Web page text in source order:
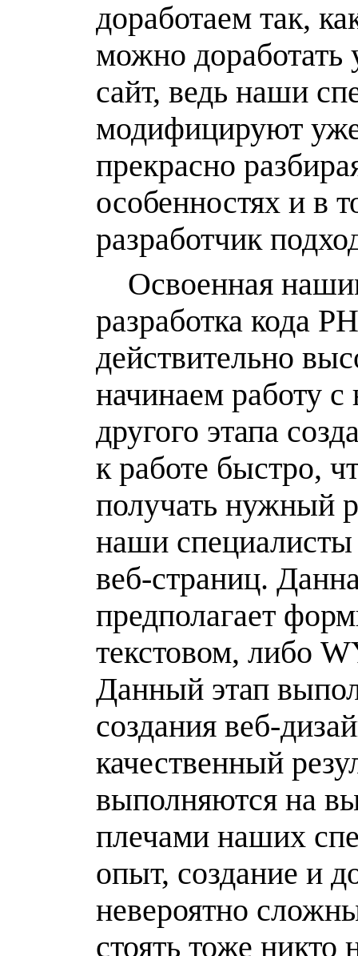
доработаем так,
можно
сайт, ведь наши
модифицируют
прекрасно
особенностях и в
разработчик
Освоенная
разработка кода
действительно
начинаем работу
другого этапа
к работе быстро,
получать нужный
наши
веб-страниц.
предполагает
текстовом, либо
Данный этап
создания веб-
качественный
выполняются на
плечами наших
опыт, создание и
невероятно
стоять тоже никто